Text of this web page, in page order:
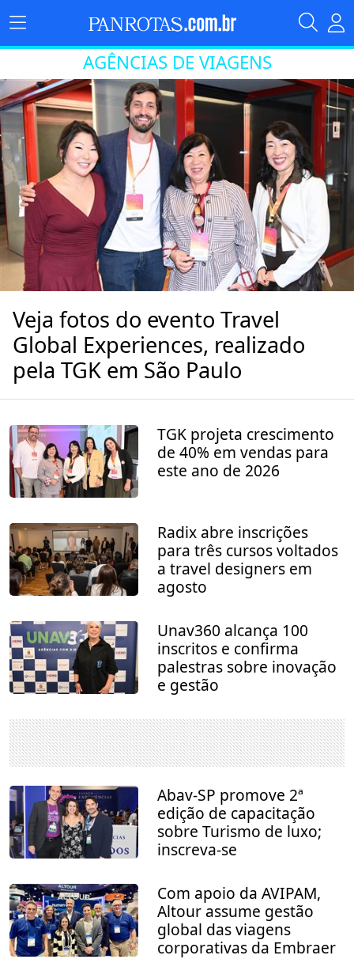
AGÊNCIAS DE VIAGENS
Veja fotos do evento Travel
Global Experiences, realizado
pela TGK em São Paulo
TGK projeta crescimento
de 40% em vendas para
este ano de 2026
Radix abre inscrições
para três cursos voltados
a travel designers em
agosto
Unav360 alcança 100
inscritos e confirma
palestras sobre inovação
e gestão
Abav-SP promove 2ª
edição de capacitação
sobre Turismo de luxo;
inscreva-se
Com apoio da AVIPAM,
Altour assume gestão
global das viagens
corporativas da Embraer